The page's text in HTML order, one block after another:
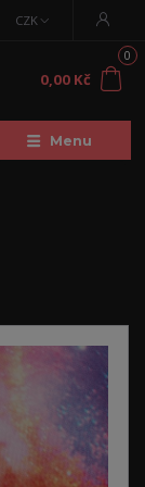
Menu
CZK
0
0,00 Kč